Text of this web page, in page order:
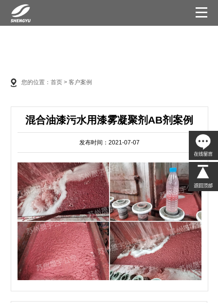
您的位置：首页 >客户案例
混合油漆污水用漆雾凝聚剂AB剂案例
发布时间：2021-07-07